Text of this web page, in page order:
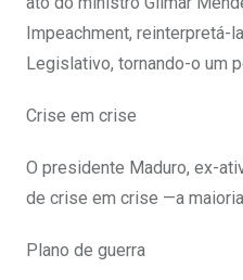
Impeachment, reinterpretá-
Legislativo, tornando-o um
Crise em crise
O presidente Maduro, ex-
de crise em crise —a
Plano de guerra